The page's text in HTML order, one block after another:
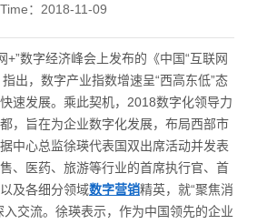
Time：2018-11-09
+”数字经济峰会上发布的《中国“互联网
出，数字产业指数增速呈“西高东低”态
速发展。乘此契机，2018数字化领导力
，旨在为企业数字化发展，布局西部市
中心总监徐瑛代表国双出席活动并发表
、医药、旅游等行业的首席执行官、首
及各细分领域数字营销精英，就“聚焦消
入交流。徐瑛表示，作为中国领先的企业